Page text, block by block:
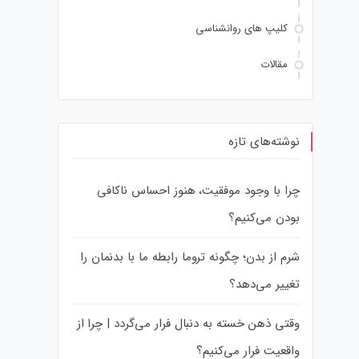
کلیپ های روانشناسی
مقالات
نوشته‌های تازه
چرا با وجود موفقیت، هنوز احساس ناکافی
بودن می‌کنیم؟
شرم از بدن؛ چگونه تروما رابطه ما با بدنمان را
تغییر می‌دهد؟
وقتی ذهن خسته به دنبال فرار می‌گردد | چرا از
واقعیت فرار می‌کنیم؟